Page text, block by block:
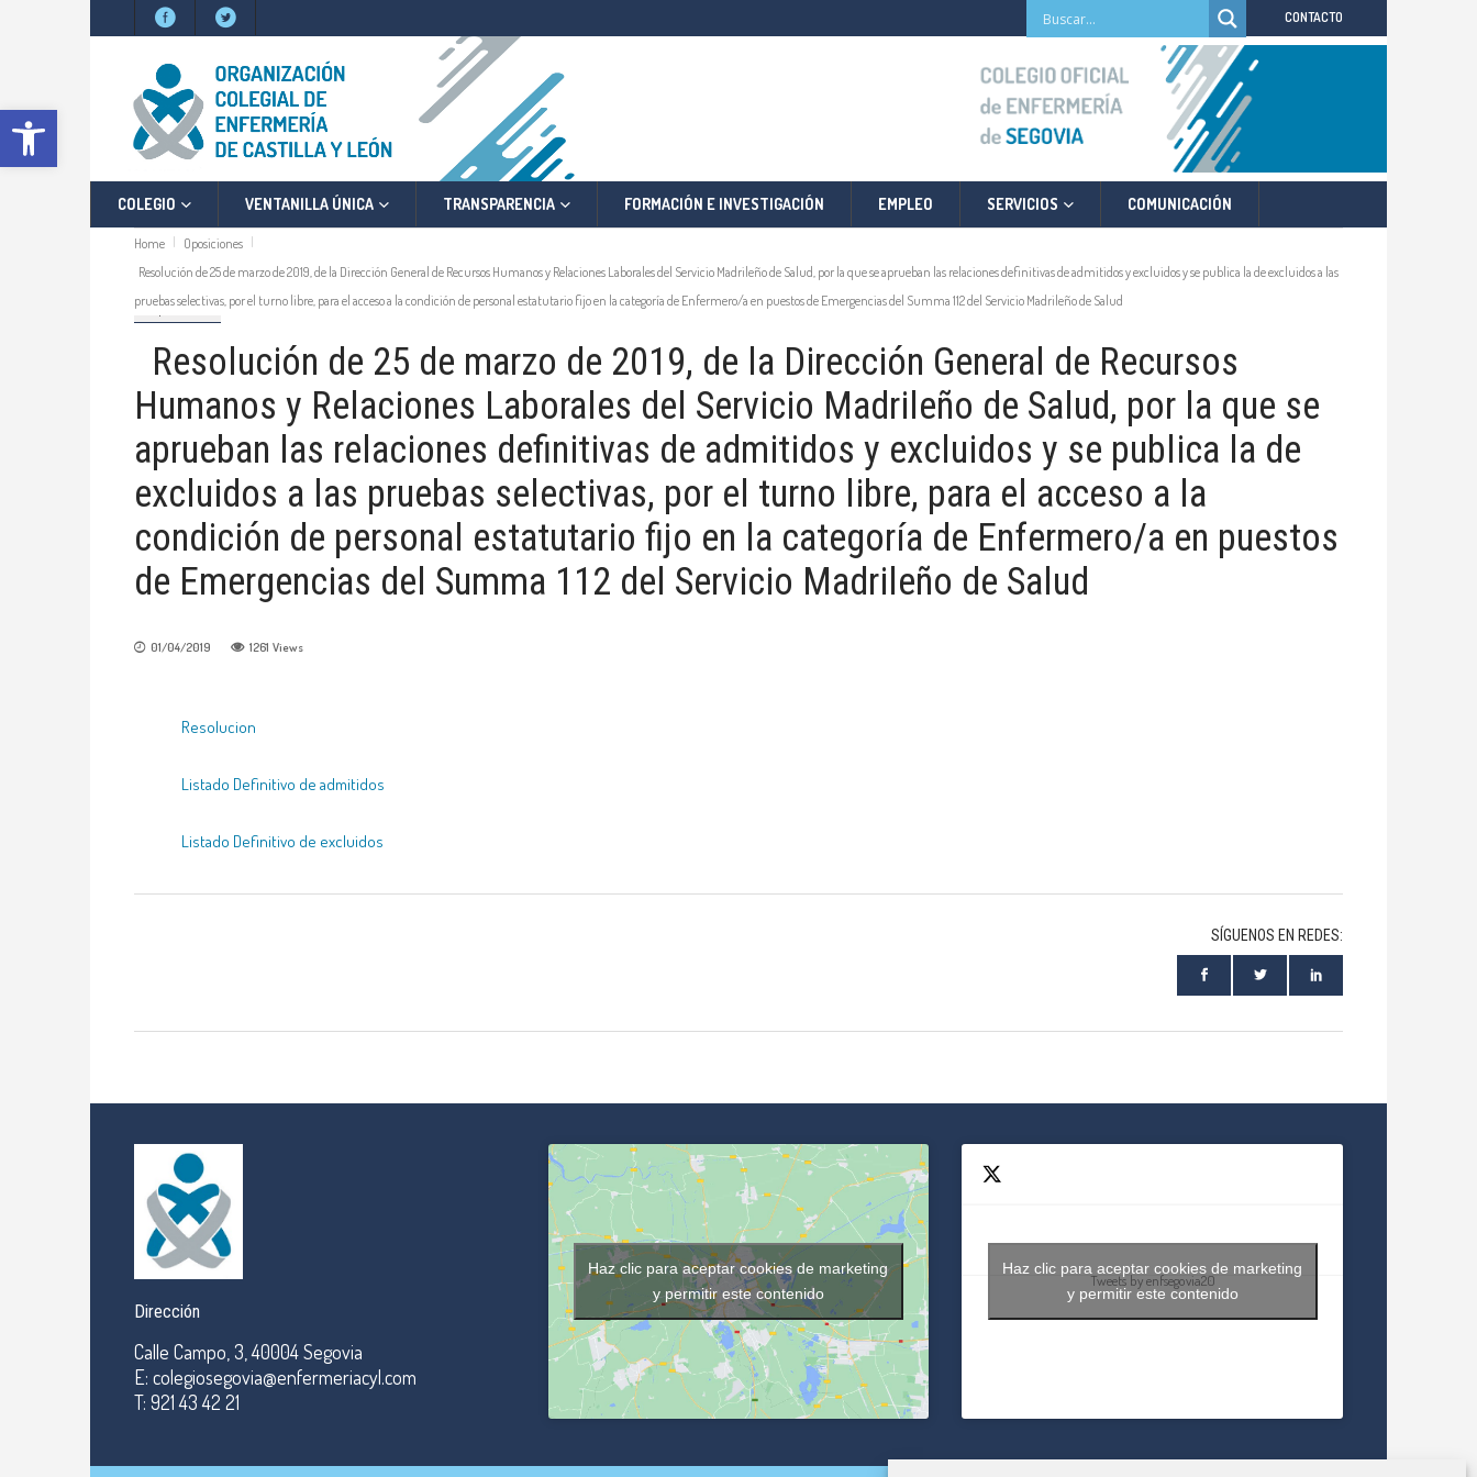
Abrir barra de herramientas
CONTACTO
COLEGIO VENTANILLA ÚNICA TRANSPARENCIA FORMACIÓN E INVESTIGACIÓN EMPLEO SERVICIOS COMUNICACIÓN
Home
Oposiciones
Resolución de 25 de marzo de 2019, de la Dirección General de Recursos Humanos y Relaciones Laborales del Servicio Madrileño de Salud, por la que se aprueban las relaciones definitivas de admitidos y excluidos y se publica la de excluidos a las
pruebas selectivas, por el turno libre, para el acceso a la condición de personal estatutario fijo en la categoría de Enfermero/a en puestos de Emergencias del Summa 112 del Servicio Madrileño de Salud
Oposiciones
Resolución de 25 de marzo de 2019, de la Dirección General de Recursos
Humanos y Relaciones Laborales del Servicio Madrileño de Salud, por la que se
aprueban las relaciones definitivas de admitidos y excluidos y se publica la de
excluidos a las pruebas selectivas, por el turno libre, para el acceso a la
condición de personal estatutario fijo en la categoría de Enfermero/a en puestos
de Emergencias del Summa 112 del Servicio Madrileño de Salud
01/04/2019 1261 Views
Resolucion
Listado Definitivo de admitidos
Listado Definitivo de excluidos
SÍGUENOS EN REDES:
Dirección
Calle Campo, 3, 40004 Segovia
E: colegiosegovia@enfermeriacyl.com
T: 921 43 42 21
Haz clic para aceptar cookies de marketing
y permitir este contenido
Tweets by enfsegovia20
Haz clic para aceptar cookies de marketing
y permitir este contenido